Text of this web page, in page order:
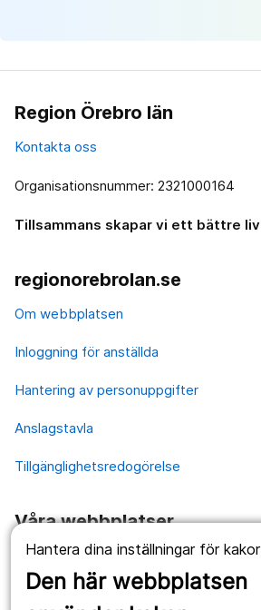
Hantera dina inställningar för kakor
Den här webbplatsen
Region Örebro län
Kontakta oss
Organisationsnummer: 2321000164
Tillsammans skapar vi ett bättre liv
regionorebrolan.se
Om webbplatsen
Inloggning för anställda
Hantering av personuppgifter
Anslagstavla
Tillgänglighetsredogörelse
Våra webbplatser
1177.se
Länstrafiken